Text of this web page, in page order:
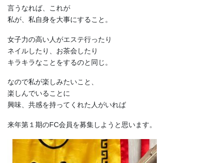
言うなれば、これが
私が、私自身を大事にすること。
女子力の高い人がエステ行ったり
ネイルしたり、お茶会したり
キラキラなことをするのと同じ。
なので私が楽しみたいこと、
楽しんでいることに
興味、共感を持ってくれた人がいれば
来年第１期のFC会員を募集しようと思います。